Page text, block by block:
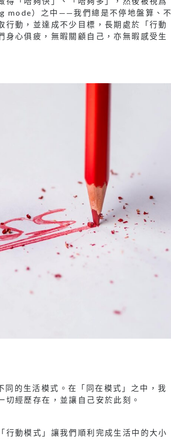
mode）之中——我們總是不停地盤算、不
動，並達成不少目標，長期處於「行動
心俱疲，無暇關顧自己，亦無暇感受生
的生活模式。在「同在模式」之中，我
經歷存在，並讓自己安於此刻。
行動模式」讓我們順利完成生活中的大小